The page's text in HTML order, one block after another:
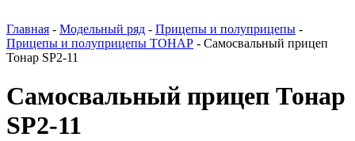
Главная - Модельный ряд - Прицепы и полуприцепы -
Прицепы и полуприцепы ТОНАР - Самосвальный прицеп
Тонар SP2-11
Самосвальный прицеп Тонар
SP2-11